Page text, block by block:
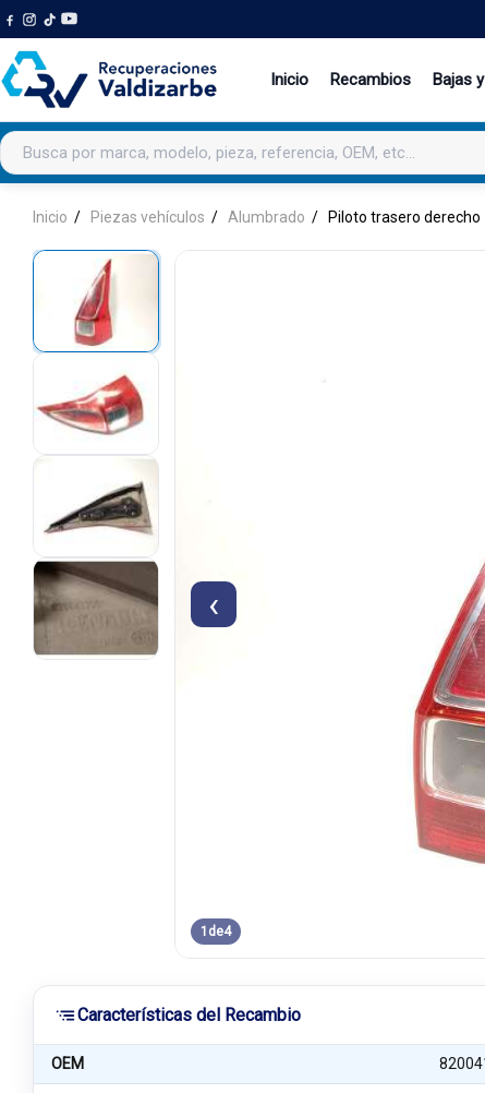
Inicio Recambios Bajas
Buscar productos
Inicio Piezas vehículos Alumbrado Piloto trasero derecho
‹
1 de4
Características del Recambio
OEM